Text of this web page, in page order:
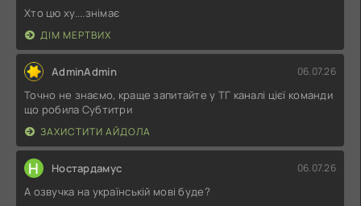
Хто цю ху....знімає
ДІМ МЕРТВИХ
AdminAdmin 06.07.26
Точно не знаємо, краще запитайте у ТГ каналі цієї команди
що робила Субтитри
ЗАХИСТИТИ АЙДОЛА
Н Ностардамус 06.07.26
А озвучка на українській мові буде?